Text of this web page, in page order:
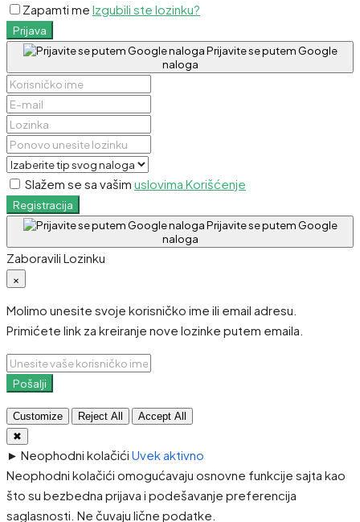
Zapamti me Izgubili ste lozinku?
Prijava
Prijavite se putem Google
naloga
Slažem se sa vašim uslovima Korišćenje
Registracija
Prijavite se putem Google
naloga
Zaboravili Lozinku
×
Molimo unesite svoje korisničko ime ili email adresu.
Primićete link za kreiranje nove lozinke putem emaila.
Pošalji
Customize Reject All
Accept All
✖
► Neophodni kolačići Uvek aktivno
Neophodni kolačići omogućavaju osnovne funkcije sajta kao
što su bezbedna prijava i podešavanje preferencija
saglasnosti. Ne čuvaju lične podatke.